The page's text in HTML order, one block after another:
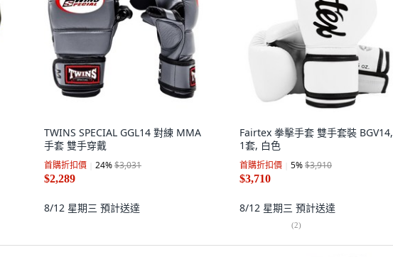
TWINS SPECIAL GGL14 對練 MMA
手套 雙手穿戴
首購折扣價 24%$3,031
$2,289
8/12 星期三 預計送達
Fairtex 拳擊手套 雙手套裝 BGV14,
1套, 白色
首購折扣價 5%$3,910
$3,710
8/12 星期三 預計送達
(2)